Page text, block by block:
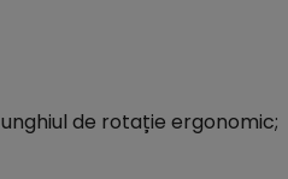
de rotație ergonomic;